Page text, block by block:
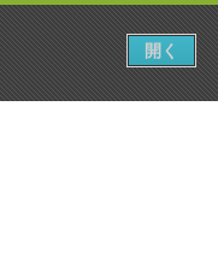
開く